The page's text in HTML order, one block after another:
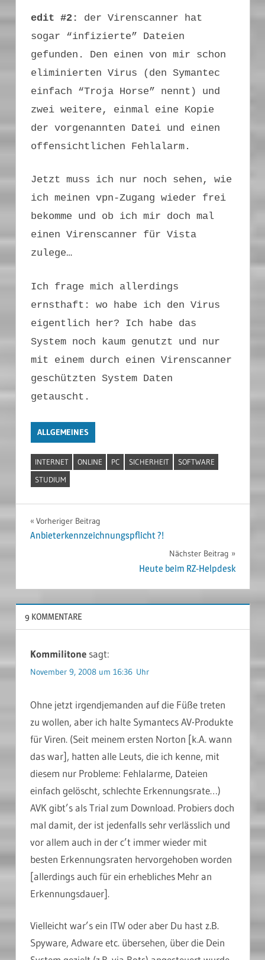
edit #2:
der Virenscanner hat
sogar “infizierte” Dateien
gefunden. Den einen von mir schon
eliminierten Virus (den Symantec
einfach “Troja Horse” nennt) und
zwei weitere, einmal eine Kopie
der vorgenannten Datei und einen
offensichtlichen Fehlalarm.
Jetzt muss ich nur noch sehen, wie
ich meinen vpn-Zugang wieder frei
bekomme und ob ich mir doch mal
einen Virenscanner für Vista
zulege…
Ich frage mich allerdings
ernsthaft: wo habe ich den Virus
eigentlich her? Ich habe das
System noch kaum genutzt und nur
mit einem durch einen Virenscanner
geschützten System Daten
getauscht.
ALLGEMEINES
INTERNET ONLINE PC SICHERHEIT
SOFTWARE
STUDIUM
Beitragsnavigation
Vorheriger Beitrag
Anbieterkennzeichnungspflicht ?!
Nächster Beitrag
Heute beim RZ-Helpdesk
9 KOMMENTARE
Kommilitone sagt:
November 9, 2008 um 16:36 Uhr
Ohne jetzt irgendjemanden auf die Füße treten
zu wollen, aber ich halte Symantecs AV-Produkte
für Viren. (Seit meinem ersten Norton [k.A. wann
das war], hatten alle Leuts, die ich kenne, mit
diesem nur Probleme: Fehlalarme, Dateien
einfach gelöscht, schlechte Erkennungsrate…)
AVK gibt’s als Trial zum Download. Probiers doch
mal damit, der ist jedenfalls sehr verlässlich und
vor allem auch in der c’t immer wieder mit
besten Erkennungsraten hervorgehoben worden
[allerdings auch für ein erhebliches Mehr an
Erkennungsdauer].
Vielleicht war’s ein ITW oder aber Du hast z.B.
Spyware, Adware etc. übersehen, über die Dein